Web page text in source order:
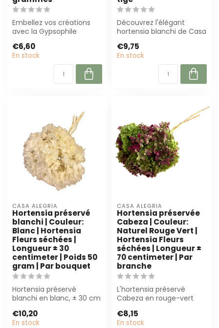
Embellez vos créations
avec la Gypsophile
Ces fleurs sé...
€6,60
En stock
Découvrez l'élégant
hortensia blanchi de Casa
préservée de ...
€9,75
En stock
CASA ALEGRIA
Hortensia préservé
blanchi | Couleur:
Blanc | Hortensia
Fleurs séchées |
Longueur ± 30
centimeter | Poids 50
gram | Par bouquet
Hortensia préservé
blanchi en blanc, ± 30 cm
Parfait pour...
€10,20
En stock
CASA ALEGRIA
Hortensia préservée
Cabeza | Couleur:
Naturel Rouge Vert |
Hortensia Fleurs
séchées | Longueur ±
70 centimeter | Par
branche
L'hortensia préservé
Cabeza en rouge-vert
pour les fleu...
€8,15
En stock